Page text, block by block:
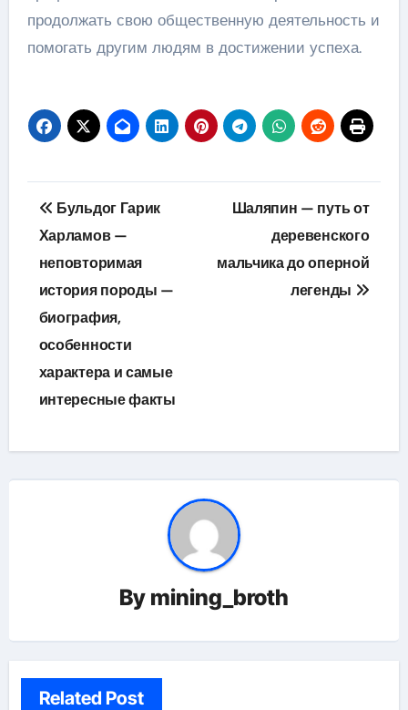
продолжать свою общественную деятельность и
помогать другим людям в достижении успеха.
Навигация
по
записям
Бульдог Гарик
Харламов —
неповторимая
история породы —
биография,
особенности
характера и самые
интересные факты
Шаляпин — путь от
деревенского
мальчика до оперной
легенды
By mining_broth
Related Post